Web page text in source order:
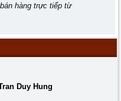
hàng trực tiếp từ
Duy Hung